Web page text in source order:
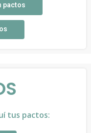
pactos
tus pactos: